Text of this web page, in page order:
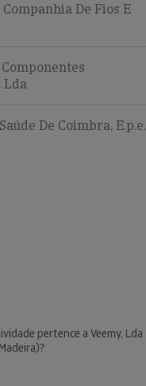
De Fios E
Lda
De Coimbra, E.p.e.
pertence a Veemy, Lda